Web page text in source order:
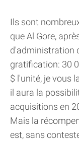
Ils sont
que Al Gore,
d'administration
gratification: 30
$ l'unité, je vous
il aura la
acquisitions en
Mais la
est, sans